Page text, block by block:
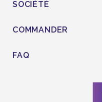
SOCIÉTÉ
COMMANDER
FAQ